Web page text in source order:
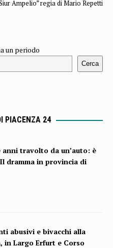
Ampelio” regia di Mario Repetti
un periodo
Cerca
PIACENZA 24
travolto da un’auto: è
dramma in provincia di
abusivi e bivacchi alla
in Largo Erfurt e Corso